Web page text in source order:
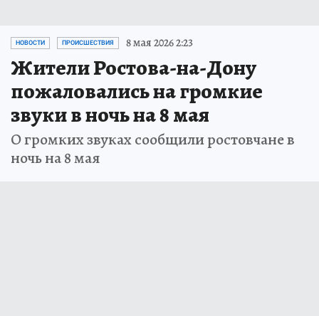
НОВОСТИ ПРОИСШЕСТВИЯ 8 мая 2026 2:23
Жители Ростова-на-Дону
пожаловались на громкие
звуки в ночь на 8 мая
О громких звуках сообщили ростовчане в
ночь на 8 мая